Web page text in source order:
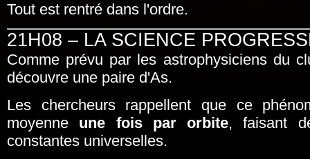
Tout est rentré dans l'ordre.
21H08 – LA SCIENCE
Comme prévu par les astrophysiciens du
découvre une paire d'As.
Les chercheurs rappellent que ce
moyenne une fois par orbite, faisant
constantes universelles.